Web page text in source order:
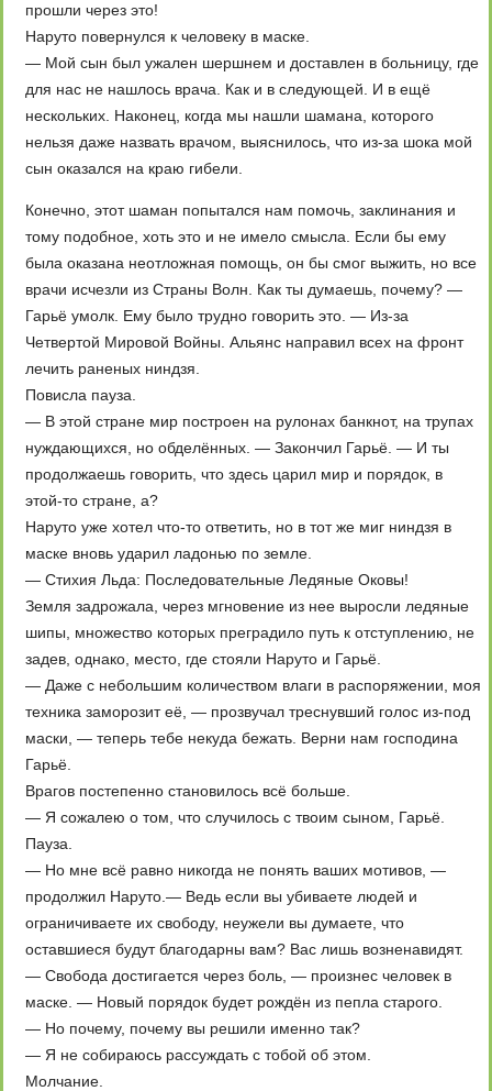
прошли через это!
Наруто повернулся к человеку в маске.
— Мой сын был ужален шершнем и доставлен в больницу, где
для нас не нашлось врача. Как и в следующей. И в ещё
нескольких. Наконец, когда мы нашли шамана, которого
нельзя даже назвать врачом, выяснилось, что из-за шока мой
сын оказался на краю гибели.
Конечно, этот шаман попытался нам помочь, заклинания и
тому подобное, хоть это и не имело смысла. Если бы ему
была оказана неотложная помощь, он бы смог выжить, но все
врачи исчезли из Страны Волн. Как ты думаешь, почему? —
Гарьё умолк. Ему было трудно говорить это. — Из-за
Четвертой Мировой Войны. Альянс направил всех на фронт
лечить раненых ниндзя.
Повисла пауза.
— В этой стране мир построен на рулонах банкнот, на трупах
нуждающихся, но обделённых. — Закончил Гарьё. — И ты
продолжаешь говорить, что здесь царил мир и порядок, в
этой-то стране, а?
Наруто уже хотел что-то ответить, но в тот же миг ниндзя в
маске вновь ударил ладонью по земле.
— Стихия Льда: Последовательные Ледяные Оковы!
Земля задрожала, через мгновение из нее выросли ледяные
шипы, множество которых преградило путь к отступлению, не
задев, однако, место, где стояли Наруто и Гарьё.
— Даже с небольшим количеством влаги в распоряжении, моя
техника заморозит её, — прозвучал треснувший голос из-под
маски, — теперь тебе некуда бежать. Верни нам господина
Гарьё.
Врагов постепенно становилось всё больше.
— Я сожалею о том, что случилось с твоим сыном, Гарьё.
Пауза.
— Но мне всё равно никогда не понять ваших мотивов, —
продолжил Наруто.— Ведь если вы убиваете людей и
ограничиваете их свободу, неужели вы думаете, что
оставшиеся будут благодарны вам? Вас лишь возненавидят.
— Свобода достигается через боль, — произнес человек в
маске. — Новый порядок будет рождён из пепла старого.
— Но почему, почему вы решили именно так?
— Я не собираюсь рассуждать с тобой об этом.
Молчание.